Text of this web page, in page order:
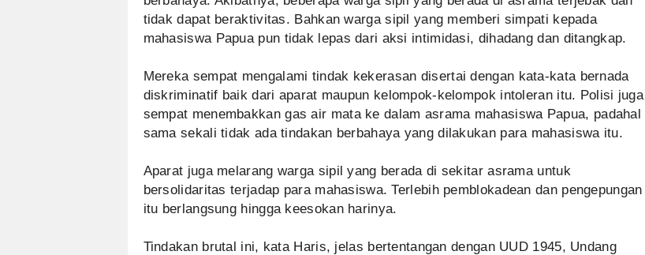
tidak dapat beraktivitas. Bahkan warga sipil yang memberi simpati kepada
mahasiswa Papua pun tidak lepas dari aksi intimidasi, dihadang dan ditangkap.
Mereka sempat mengalami tindak kekerasan disertai dengan kata-kata bernada
diskriminatif baik dari aparat maupun kelompok-kelompok intoleran itu. Polisi juga
sempat menembakkan gas air mata ke dalam asrama mahasiswa Papua, padahal
sama sekali tidak ada tindakan berbahaya yang dilakukan para mahasiswa itu.
Aparat juga melarang warga sipil yang berada di sekitar asrama untuk
bersolidaritas terjadap para mahasiswa. Terlebih pemblokadean dan pengepungan
itu berlangsung hingga keesokan harinya.
Tindakan brutal ini, kata Haris, jelas bertentangan dengan UUD 1945, Undang